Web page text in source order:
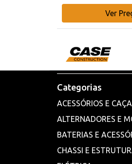
Ver
Categorias
ACESSÓRIOS E
ALTERNADORES E
BATERIAS E
CHASSI E